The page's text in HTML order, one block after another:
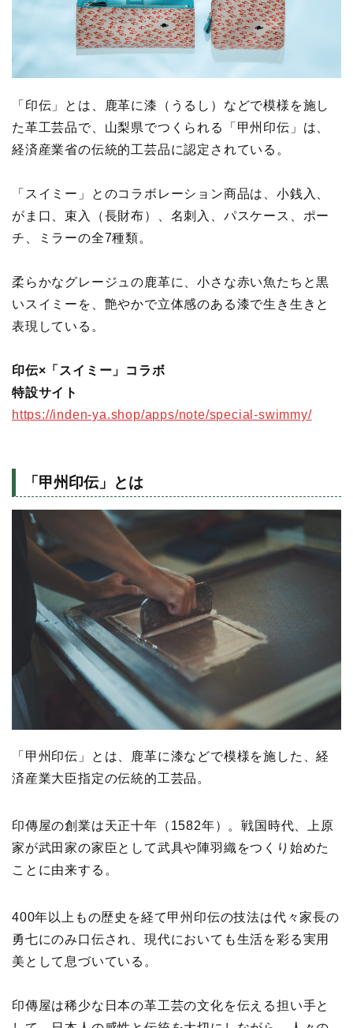
「印伝」とは、鹿革に漆（うるし）などで模様を施し
た革工芸品で、山梨県でつくられる「甲州印伝」は、
経済産業省の伝統的工芸品に認定されている。
「スイミー」とのコラボレーション商品は、小銭入、
がま口、束入（長財布）、名刺入、パスケース、ポー
チ、ミラーの全7種類。
柔らかなグレージュの鹿革に、小さな赤い魚たちと黒
いスイミーを、艶やかで立体感のある漆で生き生きと
表現している。
印伝×「スイミー」コラボ
特設サイト
https://inden-ya.shop/apps/note/special-swimmy/
「甲州印伝」とは
「甲州印伝」とは、鹿革に漆などで模様を施した、経
済産業大臣指定の伝統的工芸品。
印傳屋の創業は天正十年（1582年）。戦国時代、上原
家が武田家の家臣として武具や陣羽織をつくり始めた
ことに由来する。
400年以上もの歴史を経て甲州印伝の技法は代々家長の
勇七にのみ口伝され、現代においても生活を彩る実用
美として息づいている。
印傳屋は稀少な日本の革工芸の文化を伝える担い手と